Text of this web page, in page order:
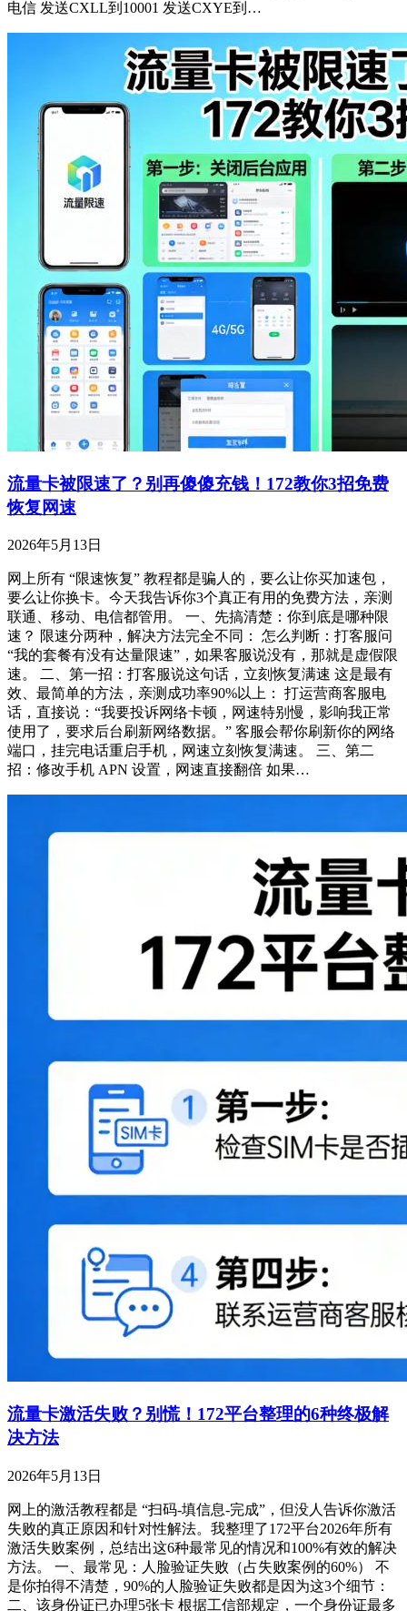
电信 发送CXLL到10001 发送CXYE到…
流量卡被限速了？别再傻傻充钱！172教你3招免费
恢复网速
2026年5月13日
网上所有 “限速恢复” 教程都是骗人的，要么让你买加速包，
要么让你换卡。今天我告诉你3个真正有用的免费方法，亲测
联通、移动、电信都管用。 一、先搞清楚：你到底是哪种限
速？ 限速分两种，解决方法完全不同： 怎么判断：打客服问
“我的套餐有没有达量限速”，如果客服说没有，那就是虚假限
速。 二、第一招：打客服说这句话，立刻恢复满速 这是最有
效、最简单的方法，亲测成功率90%以上： 打运营商客服电
话，直接说：“我要投诉网络卡顿，网速特别慢，影响我正常
使用了，要求后台刷新网络数据。” 客服会帮你刷新你的网络
端口，挂完电话重启手机，网速立刻恢复满速。 三、第二
招：修改手机 APN 设置，网速直接翻倍 如果…
流量卡激活失败？别慌！172平台整理的6种终极解
决方法
2026年5月13日
网上的激活教程都是 “扫码-填信息-完成”，但没人告诉你激活
失败的真正原因和针对性解法。我整理了172平台2026年所有
激活失败案例，总结出这6种最常见的情况和100%有效的解决
方法。 一、最常见：人脸验证失败（占失败案例的60%） 不
是你拍得不清楚，90%的人脸验证失败都是因为这3个细节：
二、该身份证已办理5张卡 根据工信部规定，一个身份证最多